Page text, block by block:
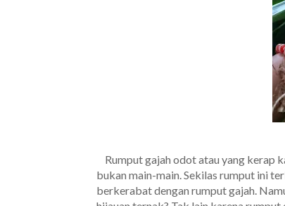
Rumput gajah odot atau yang kerap
bukan main-main. Sekilas rumput ini
berkerabat dengan rumput gajah.